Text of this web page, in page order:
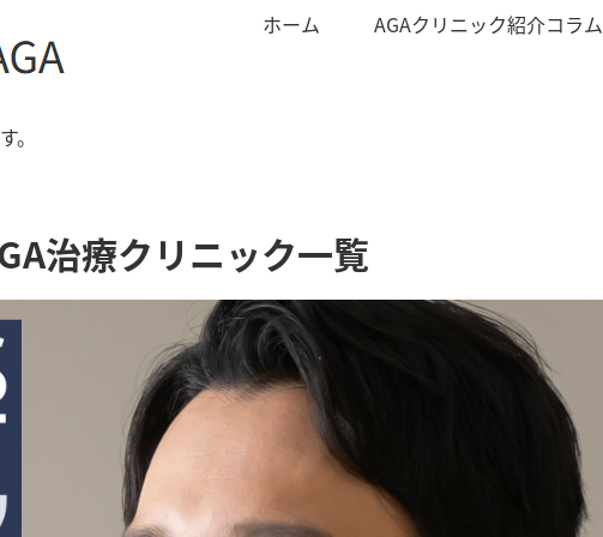
ホーム AGAクリニック紹介コラム
。
治療クリニック一覧